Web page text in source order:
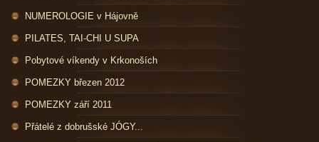
NUMEROLOGIE v Hájovně
PILATES, TAI-CHI U SUPA
Pobytové víkendy v Krkonoších
POMEZKY březen 2012
POMEZKY září 2011
Přátelé z dobrušské JÓGY...